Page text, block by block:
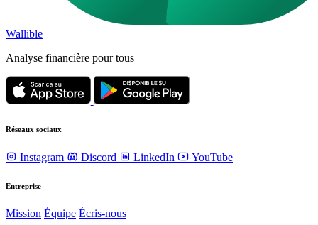
Wallible
Analyse financière pour tous
Réseaux sociaux
Instagram Discord LinkedIn YouTube
Entreprise
Mission Équipe Écris-nous